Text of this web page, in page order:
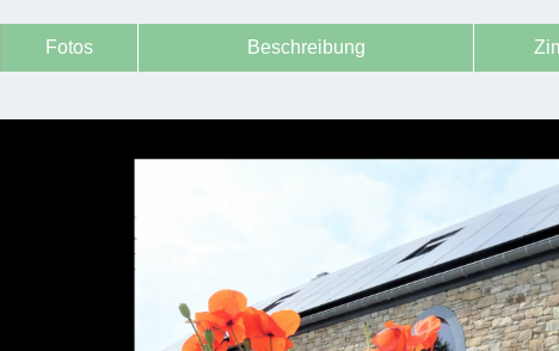
Fotos Beschreibung